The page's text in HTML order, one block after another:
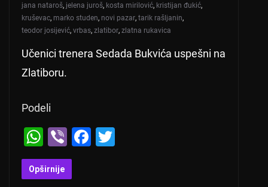
jana nataroš, jelena juroš, kosta mirilović, kristijan đukić,
kruševac, marko studen, novi pazar, tarik rašljanin,
teodor josijević, vrbas, zlatibor, zlatna rukavica
Učenici trenera Sedada Bukvića uspešni na
Zlatiboru.
Podeli
W
h
at
Vi
b
er
F
Opširnije